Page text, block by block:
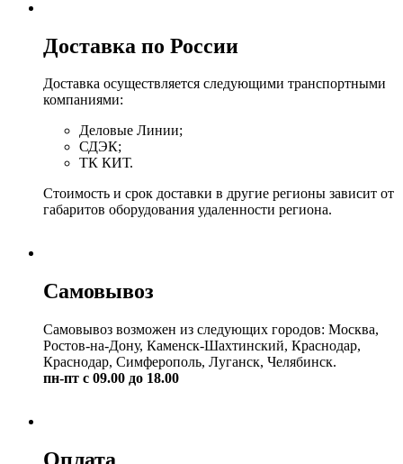
Доставка по России
Доставка осуществляется следующими транспортными
компаниями:
Деловые Линии;
СДЭК;
ТК КИТ.
Стоимость и срок доставки в другие регионы зависит от
габаритов оборудования удаленности региона.
Самовывоз
Самовывоз возможен из следующих городов: Москва,
Ростов-на-Дону, Каменск-Шахтинский, Краснодар,
Краснодар, Симферополь, Луганск, Челябинск.
пн-пт с 09.00 до 18.00